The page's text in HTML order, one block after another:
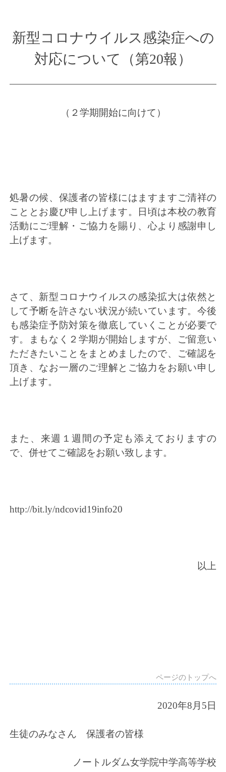
新型コロナウイルス感染症への
対応について（第20報）
（２学期開始に向けて）
処暑の候、保護者の皆様にはますますご清祥の
こととお慶び申し上げます。日頃は本校の教育
活動にご理解・ご協力を賜り、心より感謝申し
上げます。
さて、新型コロナウイルスの感染拡大は依然と
して予断を許さない状況が続いています。今後
も感染症予防対策を徹底していくことが必要で
す。まもなく２学期が開始しますが、ご留意い
ただきたいことをまとめましたので、ご確認を
頂き、なお一層のご理解とご協力をお願い申し
上げます。
また、来週１週間の予定も添えておりますの
で、併せてご確認をお願い致します。
http://bit.ly/ndcovid19info20
以上
ページのトップへ
2020年8月5日
生徒のみなさん 保護者の皆様
ノートルダム女学院中学高等学校